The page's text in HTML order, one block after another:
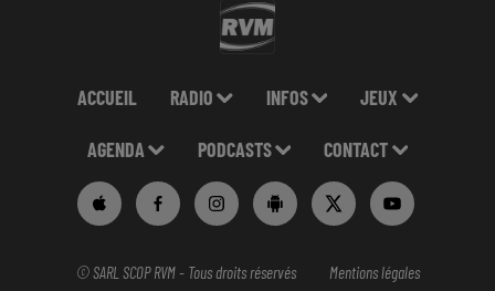
ACCUEIL RADIO INFOS JEUX
AGENDA PODCASTS CONTACT
© SARL SCOP RVM - Tous droits réservés Mentions légales